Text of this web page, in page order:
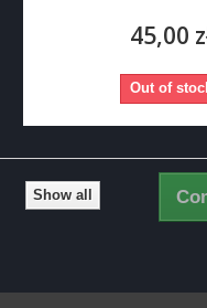
45,00
Out of
Show all